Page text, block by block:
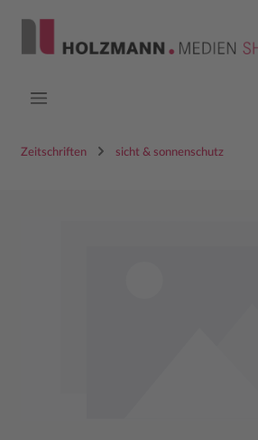
Zeitschriften sicht & sonnenschutz